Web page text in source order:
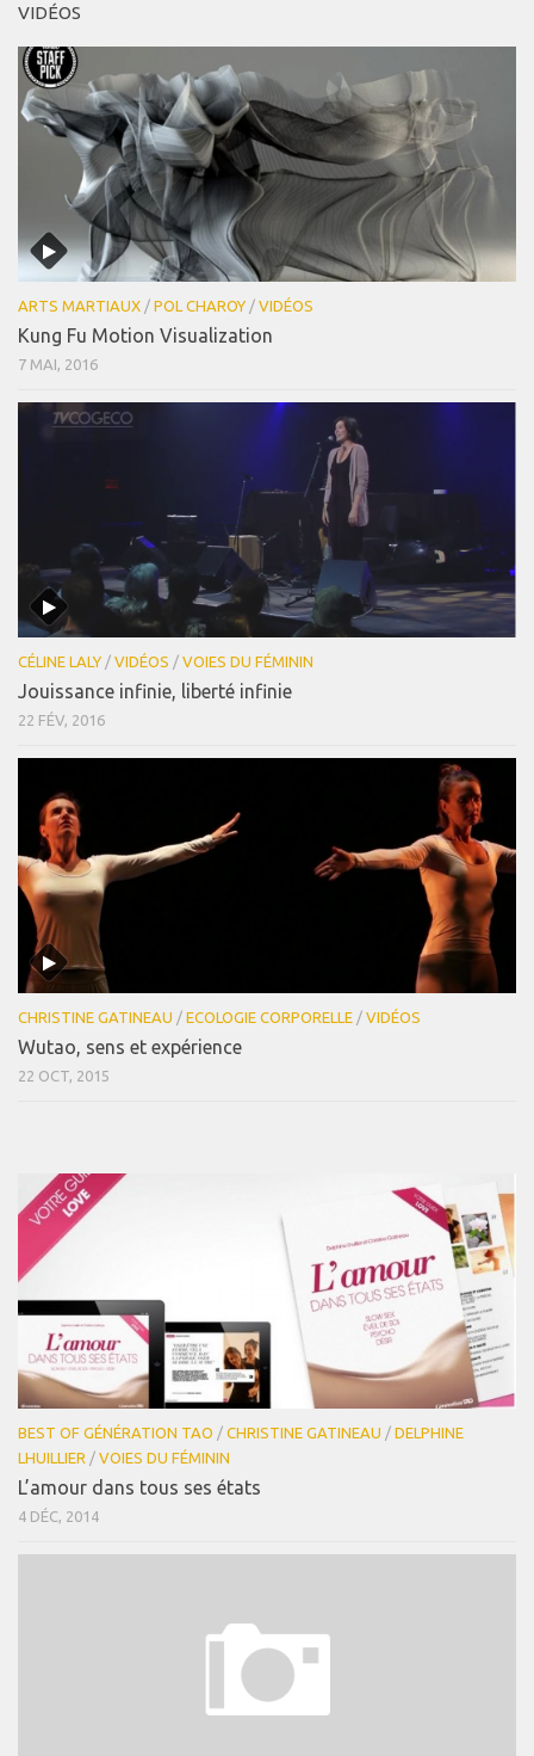
VIDÉOS
ARTS MARTIAUX / POL CHAROY / VIDÉOS
Kung Fu Motion Visualization
7 MAI, 2016
CÉLINE LALY / VIDÉOS / VOIES DU FÉMININ
Jouissance infinie, liberté infinie
22 FÉV, 2016
CHRISTINE GATINEAU / ECOLOGIE CORPORELLE / VIDÉOS
Wutao, sens et expérience
22 OCT, 2015
BEST OF GÉNÉRATION TAO / CHRISTINE GATINEAU / DELPHINE
LHUILLIER / VOIES DU FÉMININ
L’amour dans tous ses états
4 DÉC, 2014